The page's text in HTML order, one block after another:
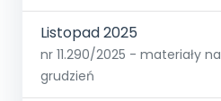
Listopad 2025
nr 11.290/2025 - materiały na
grudzień